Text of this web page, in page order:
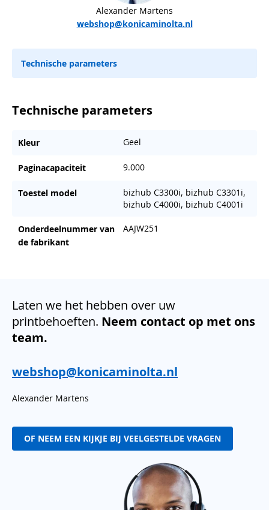
Alexander Martens
webshop@konicaminolta.nl
Technische parameters
Technische parameters
Kleur Geel
Paginacapaciteit 9.000
Toestel model
bizhub C3300i, bizhub C3301i,
bizhub C4000i, bizhub C4001i
Onderdeelnummer van
de fabrikant
AAJW251
Laten we het hebben over uw
printbehoeften. Neem contact op met ons
team.
webshop@konicaminolta.nl
Alexander Martens
OF NEEM EEN KIJKJE BIJ VEELGESTELDE VRAGEN